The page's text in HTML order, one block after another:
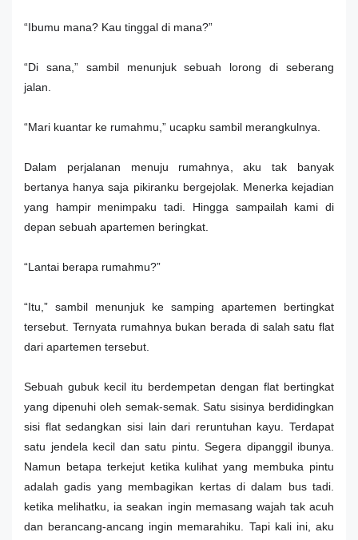
“Ibumu mana? Kau tinggal di mana?”
“Di sana,” sambil menunjuk sebuah lorong di seberang
jalan.
“Mari kuantar ke rumahmu,” ucapku sambil merangkulnya.
Dalam perjalanan menuju rumahnya, aku tak banyak
bertanya hanya saja pikiranku bergejolak. Menerka kejadian
yang hampir menimpaku tadi. Hingga sampailah kami di
depan sebuah apartemen beringkat.
“Lantai berapa rumahmu?”
“Itu,” sambil menunjuk ke samping apartemen bertingkat
tersebut. Ternyata rumahnya bukan berada di salah satu flat
dari apartemen tersebut.
Sebuah gubuk kecil itu berdempetan dengan flat bertingkat
yang dipenuhi oleh semak-semak. Satu sisinya berdidingkan
sisi flat sedangkan sisi lain dari reruntuhan kayu. Terdapat
satu jendela kecil dan satu pintu. Segera dipanggil ibunya.
Namun betapa terkejut ketika kulihat yang membuka pintu
adalah gadis yang membagikan kertas di dalam bus tadi.
ketika melihatku, ia seakan ingin memasang wajah tak acuh
dan berancang-ancang ingin memarahiku. Tapi kali ini, aku